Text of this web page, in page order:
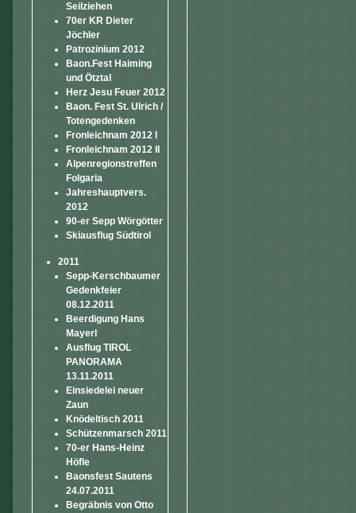
Seilziehen
70er KR Dieter
Jöchler
Patrozinium 2012
Baon.Fest Haiming
und Ötztal
Herz Jesu Feuer 2012
Baon. Fest St. Ulrich /
Totengedenken
Fronleichnam 2012 I
Fronleichnam 2012 II
Alpenregionstreffen
Folgaria
Jahreshauptvers.
2012
90-er Sepp Wörgötter
Skiausflug Südtirol
2011
Sepp-Kerschbaumer
Gedenkfeier
08.12.2011
Beerdigung Hans
Mayerl
Ausflug TIROL
PANORAMA
13.11.2011
Einsiedelei neuer
Zaun
Knödeltisch 2011
Schützenmarsch 2011
70-er Hans-Heinz
Höfle
Baonsfest Sautens
24.07.2011
Begräbnis von Otto